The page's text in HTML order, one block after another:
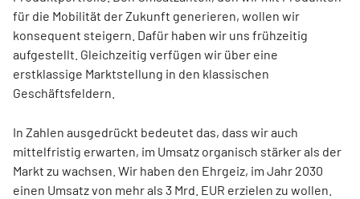
für die Mobilität der Zukunft generieren, wollen wir
konsequent steigern. Dafür haben wir uns frühzeitig
aufgestellt. Gleichzeitig verfügen wir über eine
erstklassige Marktstellung in den klassischen
Geschäftsfeldern.
In Zahlen ausgedrückt bedeutet das, dass wir auch
mittelfristig erwarten, im Umsatz organisch stärker als der
Markt zu wachsen. Wir haben den Ehrgeiz, im Jahr 2030
einen Umsatz von mehr als 3 Mrd. EUR erzielen zu wollen.